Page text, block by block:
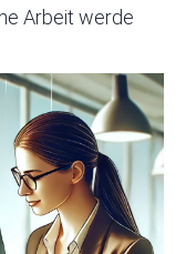
Arbeit werde